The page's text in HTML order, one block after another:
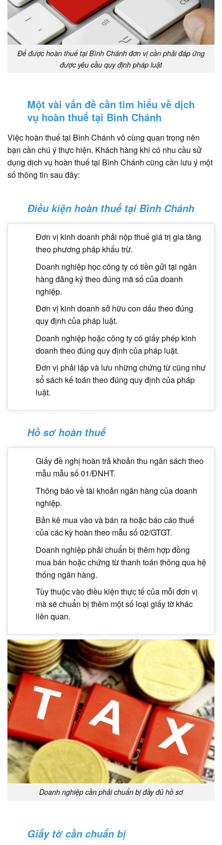
Để được hoàn thuế tại Bình Chánh đơn vị cần phải đáp ứng
được yêu cầu quy định pháp luật
Một vài vấn đề cần tìm hiểu về dịch
vụ hoàn thuế tại Bình Chánh
Việc hoàn thuế tại Bình Chánh vô cùng quan trọng nên
bạn cần chú ý thực hiện. Khách hàng khi có nhu cầu sử
dụng dịch vụ hoàn thuế tại Bình Chánh cũng cần lưu ý một
số thông tin sau đây:
Điều kiện hoàn thuế tại Bình Chánh
Đơn vị kinh doanh phải nộp thuế giá trị gia tăng
theo phương pháp khấu trừ.
Doanh nghiệp học công ty có tiền gửi tại ngân
hàng đăng ký theo đúng mã số của doanh
nghiệp.
Đơn vị kinh doanh sở hữu con dấu theo đúng
quy định của pháp luật.
Doanh nghiệp hoặc công ty có giấy phép kinh
doanh theo đúng quy định của pháp luật.
Đơn vị phải lập và lưu những chứng từ cũng như
sổ sách kế toán theo đúng quy định của pháp
luật.
Hồ sơ hoàn thuế
Giấy đề nghị hoàn trả khoản thu ngân sách theo
mẫu mẫu số 01/ĐNHT.
Thông báo về tài khoản ngân hàng của doanh
nghiệp.
Bản kê mua vào và bán ra hoặc báo cáo thuế
của các kỳ hoàn theo mẫu số 02/GTGT.
Doanh nghiệp phải chuẩn bị thêm hợp đồng
mua bán hoặc chứng từ thanh toán thông qua hệ
thống ngân hàng.
Tùy thuộc vào điều kiện thực tế của mỗi đơn vị
mà sẽ chuẩn bị thêm một số loại giấy tờ khác
liên quan.
Doanh nghiệp cần phải chuẩn bị đầy đủ hồ sơ
Giấy tờ cần chuẩn bị